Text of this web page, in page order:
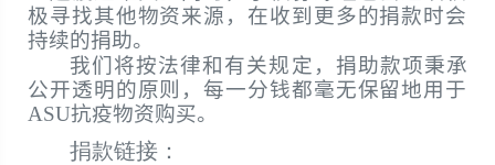
极寻找其他物资来源， 在收到更多的捐款时会
持续的捐助。
我们将按法律和有关规定，捐助款项秉承
公开透明的原则，每一分钱都毫无保留地用于
ASU抗疫物资购买。
捐款链接：